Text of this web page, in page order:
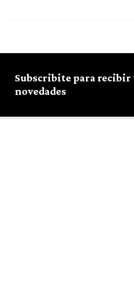
Subscribite para recibir
novedades